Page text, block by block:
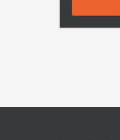
C28000 sáu
Hexagonal
thau: Đồng